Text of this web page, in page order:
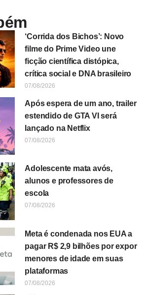
‘Corrida dos Bichos’: Novo
filme do Prime Video une
ficção científica distópica,
crítica social e DNA brasileiro
07/08/2026
Após espera de um ano, trailer
estendido de GTA VI será
lançado na Netflix
07/08/2026
Adolescente mata avós,
alunos e professores de
escola
07/08/2026
Meta é condenada nos EUA a
pagar R$ 2,9 bilhões por expor
menores de idade em suas
plataformas
07/08/2026